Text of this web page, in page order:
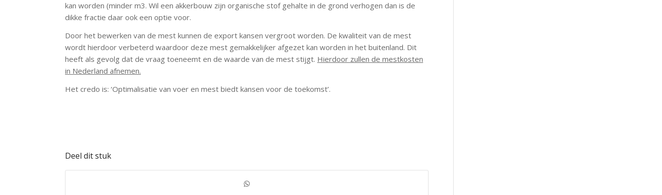
kan worden (minder m3. Wil een akkerbouw zijn organische stof gehalte in de grond verhogen dan is de
dikke fractie daar ook een optie voor.
Door het bewerken van de mest kunnen de export kansen vergroot worden. De kwaliteit van de mest
wordt hierdoor verbeterd waardoor deze mest gemakkelijker afgezet kan worden in het buitenland. Dit
heeft als gevolg dat de vraag toeneemt en de waarde van de mest stijgt. Hierdoor zullen de mestkosten
in Nederland afnemen.
Het credo is: ‘Optimalisatie van voer en mest biedt kansen voor de toekomst’.
Deel dit stuk